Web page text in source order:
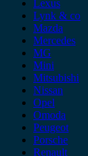
Lexus
Lynk & co
Mazda
Mercedes
MG
Mini
Mitsubishi
Nissan
Opel
Omoda
Peugeot
Porsche
Renault